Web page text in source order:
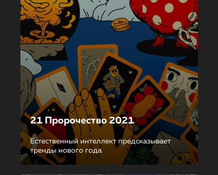
21 Пророчество 2021
Естественный интеллект предсказывает
тренды нового года